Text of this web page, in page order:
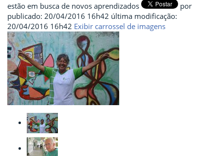
estão em busca de novos aprendizados
por
publicado: 20/04/2016 16h42 última modificação:
20/04/2016 16h42 Exibir carrossel de imagens